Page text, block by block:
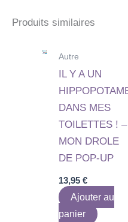
Produits similaires
Autre
IL Y A UN
DANS MES
TOILETTES ! –
MON DROLE
DE POP-UP
13,95€
Ajouter au
panier